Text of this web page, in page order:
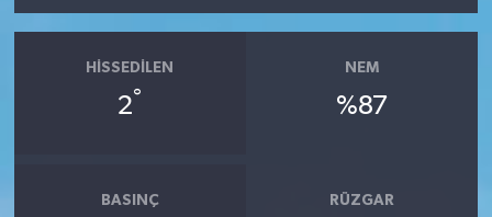
HISSEDILEN
2°
NEM
%87
BASINÇ RÜZGAR